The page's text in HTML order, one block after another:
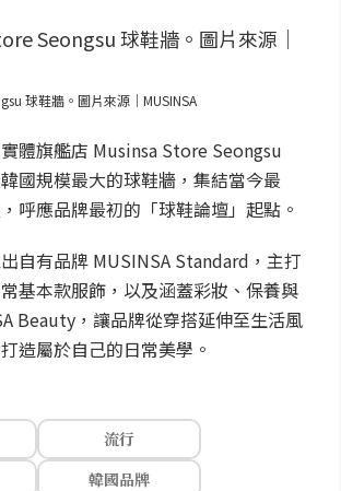
球鞋牆。圖片來源｜MUSINSA
體旗艦店 Musinsa Store Seongsu
國規模最大的球鞋牆，集結當今最
呼應品牌最初的「球鞋論壇」起點。
自有品牌 MUSINSA Standard，主打
基本款服飾，以及涵蓋彩妝、保養與
Beauty，讓品牌從穿搭延伸至生活風
造屬於自己的日常美學。
流行
韓國品牌